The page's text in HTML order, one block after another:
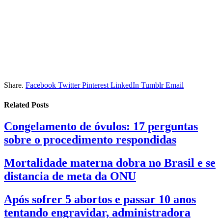
Share. Facebook Twitter Pinterest LinkedIn Tumblr Email
Related Posts
Congelamento de óvulos: 17 perguntas
sobre o procedimento respondidas
Mortalidade materna dobra no Brasil e se
distancia de meta da ONU
Após sofrer 5 abortos e passar 10 anos
tentando engravidar, administradora